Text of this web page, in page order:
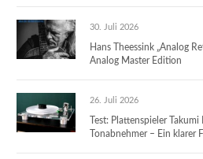
30. Juli 2026
Hans Theessink „Analog
Analog Master Edition
26. Juli 2026
Test: Plattenspieler
Tonabnehmer – Ein klarer